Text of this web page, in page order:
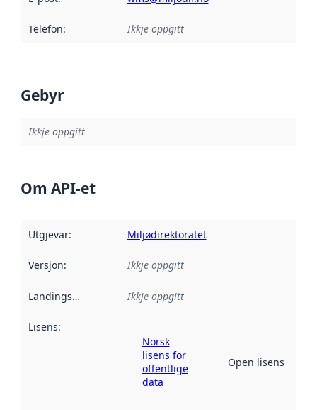
Telefon: Ikkje oppgitt
Gebyr
Ikkje oppgitt
Om API-et
Utgjevar: Miljødirektoratet
Versjon: Ikkje oppgitt
Landingsside Ikkje oppgitt
Lisens:
Norsk
lisens for
offentlige
data
Open lisens